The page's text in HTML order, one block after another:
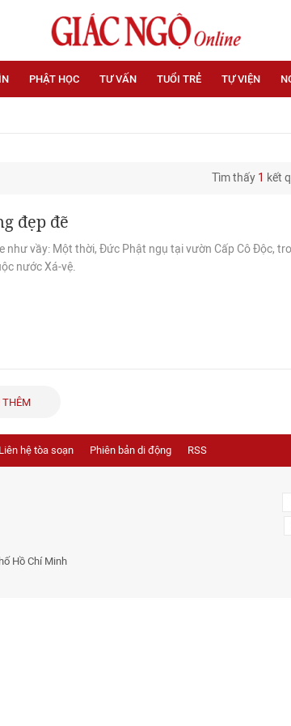
PHẬT HỌC TƯ VẤN TUỔI TRẺ TỰ VIỆN
Tìm thấy 1 kết
đẹp đẽ
như vầy: Một thời, Đức Phật ngụ tại vườn Cấp Cô Ðộc,
nước Xá-vệ.
THÊM
Liên hệ tòa soạn Phiên bản di động RSS
Hồ Chí Minh